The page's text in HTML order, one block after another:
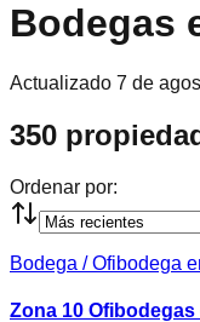
Bodegas
Actualizado 7 de
350
Ordenar por:
Bodega / Ofibodega
Zona 10